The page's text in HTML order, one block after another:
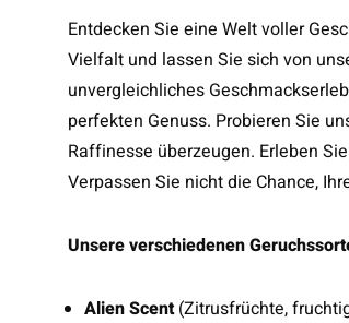
Entdecken Sie eine Welt voller
Vielfalt und lassen Sie sich von
unvergleichliches
perfekten Genuss. Probieren Sie
Raffinesse überzeugen. Erleben
Verpassen Sie nicht die Chance,
Unsere verschiedenen
Alien Scent(Zitrusfrüchte,